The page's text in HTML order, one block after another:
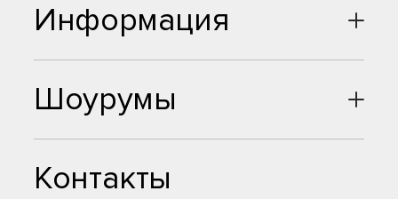
Шоурумы
Контакты
Информация